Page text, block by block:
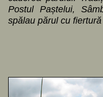
Postul Paștelui,
spălau părul cu